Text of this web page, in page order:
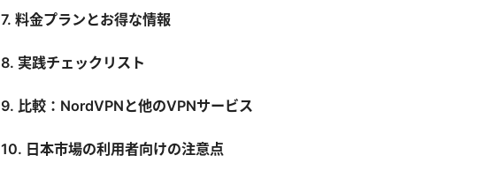
7. 料金プランとお得な情報
8. 実践チェックリスト
9. 比較：NordVPNと他のVPNサービス
10. 日本市場の利用者向けの注意点